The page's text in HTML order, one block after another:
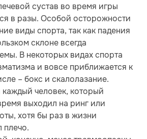
сустав во время игры
в разы. Особой осторожности
виды спорта, так как падения
склоне всегда
В некоторых видах спорта
и вовсе приближается к
– бокс и скалолазание.
каждый человек, который
выходил на ринг или
хотя бы раз в жизни
плечо.